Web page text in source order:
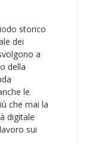
storico
dei
a
della
le
che mai la
digitale
sui